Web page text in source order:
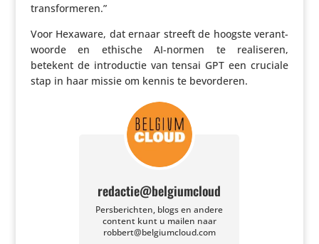
transformeren.”
Voor Hexaware, dat ernaar streeft de hoogste verant­
woorde en ethische AI-normen te reali­seren,
betekent de intro­ductie van tensai GPT een cruciale
stap in haar missie om kennis te bevorderen.
redactie@belgiumcloud
Persberichten, blogs en andere
content kunt u mailen naar
robbert@belgiumcloud.com